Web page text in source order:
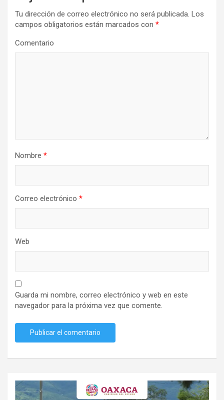
Tu dirección de correo electrónico no será publicada. Los
campos obligatorios están marcados con *
Comentario
Nombre *
Correo electrónico *
Web
Guarda mi nombre, correo electrónico y web en este
navegador para la próxima vez que comente.